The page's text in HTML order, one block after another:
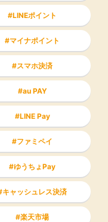
LINEポイント
マイナポイント
スマホ決済
au PAY
LINE Pay
ファミペイ
ゆうちょPay
キャッシュレス決済
楽天市場